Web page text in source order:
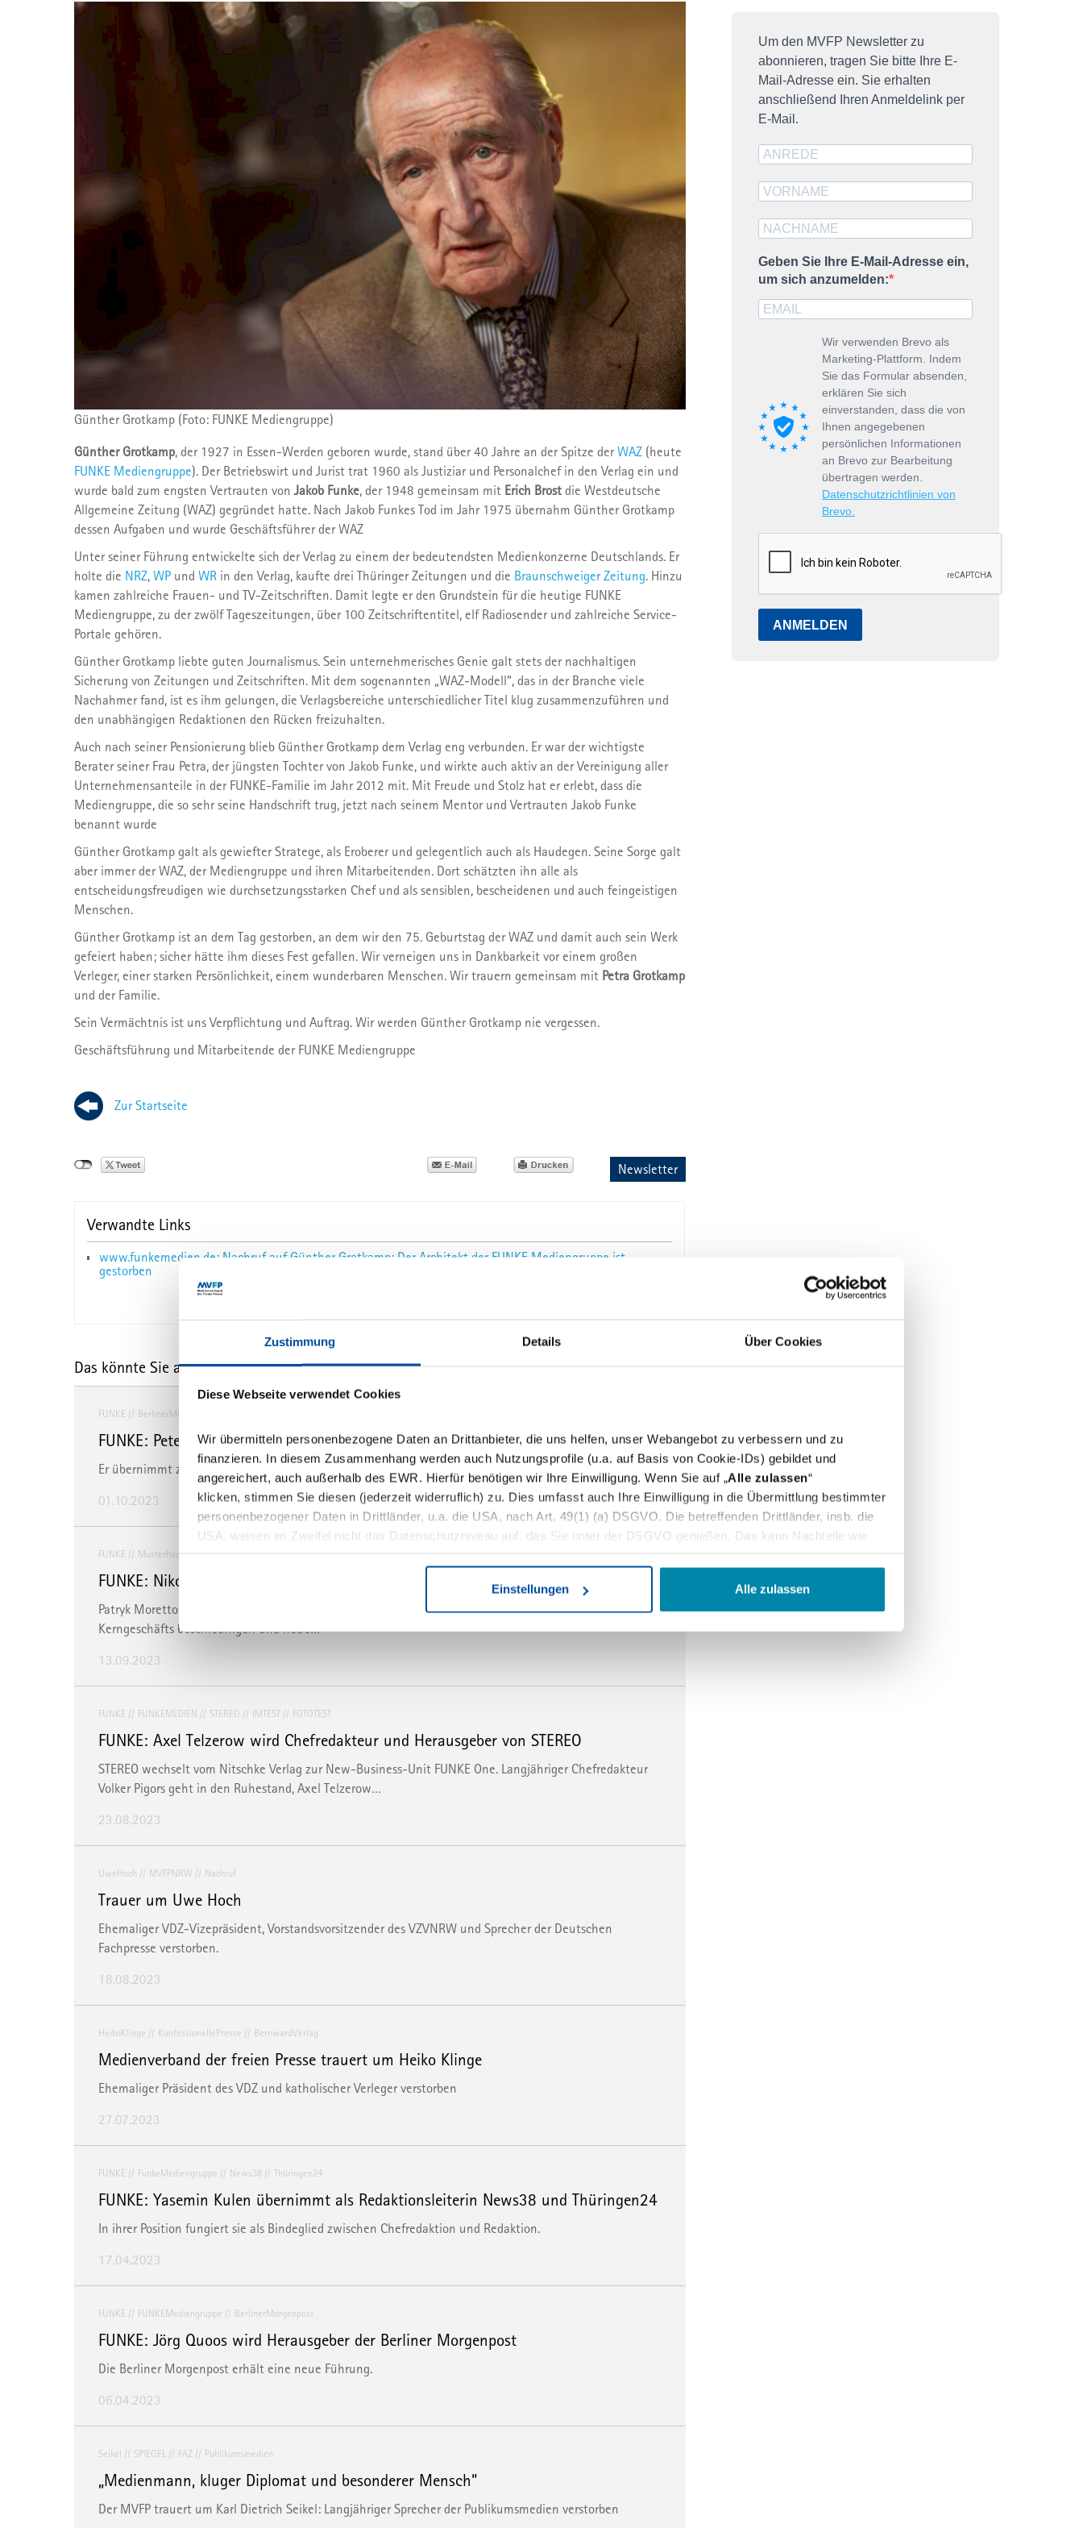
Zustimmung Details Über Cookies
Diese Webseite verwendet Cookies
Wir übermitteln personenbezogene Daten an Drittanbieter, die uns helfen, unser Webangebot zu verbessern und zu
finanzieren. In diesem Zusammenhang werden auch Nutzungsprofile (u.a. auf Basis von Cookie-IDs) gebildet und
angereichert, auch außerhalb des EWR. Hierfür benötigen wir Ihre Einwilligung. Wenn Sie auf „Alle zulassen“
klicken, stimmen Sie diesen (jederzeit widerruflich) zu. Dies umfasst auch Ihre Einwilligung in die Übermittlung bestimmter
personenbezogener Daten in Drittländer, u.a. die USA, nach Art. 49(1) (a) DSGVO. Die betreffenden Drittländer, insb. die
USA, weisen im Zweifel nicht das Datenschutzniveau auf, das Sie unter der DSGVO genießen. Das kann Nachteile wie
eine erschwerte Durchsetzung von Betroffenenrechten, eine fehlende Kontrolle der Weiterverarbeitung und Übermittlung
Überwachungszwecken bedeuten, ohne dass Ihnen Rechtsbehelfe dagegen zustehen. Unter "
Einstellungen" können Sie
Ihre Einstellungen ändern oder die Datenverarbeitung ablehnen.
Einstellungen Alle zulassen
Publikationen
MVFP impuls
VDZ-Nummer
Strategische Partner
Tarifpolitik
Ansprechpartner
Günther Grotkamp (Foto: FUNKE Mediengruppe)
Günther Grotkamp, der 1927 in Essen-Werden geboren wurde, stand über 40 Jahre an der Spitze derWAZ (heute
FUNKE Mediengruppe). Der Betriebswirt und Jurist trat 1960 als Justiziar und Personalchef in den Verlag ein und
wurde bald zum engsten Vertrauten von Jakob Funke, der 1948 gemeinsam mit Erich Brost die Westdeutsche
Allgemeine Zeitung (WAZ) gegründet hatte. Nach Jakob Funkes Tod im Jahr 1975 übernahm Günther Grotkamp
dessen Aufgaben und wurde Geschäftsführer der WAZ
Unter seiner Führung entwickelte sich der Verlag zu einem der bedeutendsten Medienkonzerne Deutschlands. Er
holte die NRZ, WP und WR in den Verlag, kaufte drei Thüringer Zeitungen und die Braunschweiger Zeitung. Hinzu
kamen zahlreiche Frauen- und TV-Zeitschriften. Damit legte er den Grundstein für die heutige FUNKE
Mediengruppe, zu der zwölf Tageszeitungen, über 100 Zeitschriftentitel, elf Radiosender und zahlreiche Service-
Portale gehören.
Günther Grotkamp liebte guten Journalismus. Sein unternehmerisches Genie galt stets der nachhaltigen
Sicherung von Zeitungen und Zeitschriften. Mit dem sogenannten „WAZ-Modell“, das in der Branche viele
Nachahmer fand, ist es ihm gelungen, die Verlagsbereiche unterschiedlicher Titel klug zusammenzuführen und
den unabhängigen Redaktionen den Rücken freizuhalten.
Auch nach seiner Pensionierung blieb Günther Grotkamp dem Verlag eng verbunden. Er war der wichtigste
Berater seiner Frau Petra, der jüngsten Tochter von Jakob Funke, und wirkte auch aktiv an der Vereinigung aller
Unternehmensanteile in der FUNKE-Familie im Jahr 2012 mit. Mit Freude und Stolz hat er erlebt, dass die
Mediengruppe, die so sehr seine Handschrift trug, jetzt nach seinem Mentor und Vertrauten Jakob Funke
benannt wurde
Günther Grotkamp galt als gewiefter Stratege, als Eroberer und gelegentlich auch als Haudegen. Seine Sorge galt
aber immer der WAZ, der Mediengruppe und ihren Mitarbeitenden. Dort schätzten ihn alle als
entscheidungsfreudigen wie durchsetzungsstarken Chef und als sensiblen, bescheidenen und auch feingeistigen
Menschen.
Günther Grotkamp ist an dem Tag gestorben, an dem wir den 75. Geburtstag der WAZ und damit auch sein Werk
gefeiert haben; sicher hätte ihm dieses Fest gefallen. Wir verneigen uns in Dankbarkeit vor einem großen
Verleger, einer starken Persönlichkeit, einem wunderbaren Menschen. Wir trauern gemeinsam mit Petra Grotkamp
und der Familie.
Sein Vermächtnis ist uns Verpflichtung und Auftrag. Wir werden Günther Grotkamp nie vergessen.
Geschäftsführung und Mitarbeitende der FUNKE Mediengruppe
Zur Startseite
Newsletter
Verwandte Links
www.funkemedien.de: Nachruf auf Günther Grotkamp: Der Architekt der FUNKE Mediengruppe ist
gestorben
Das könnte Sie auch interessieren
FUNKE BerlinerMorgenpost
FUNKE: Peter Schink wird neuer Chefredakteur der Berliner Morgenpost
Er übernimmt zum 1. Januar 2024 die Führung der Redaktion.
01.10.2023
FUNKE Musterhaus.net Immobilien
FUNKE: Nikolai Roth wird neuer Geschäftsführer bei Musterhaus.net
Patryk Moretto bleibt als weiterer Geschäftsführer an Bord. Das Führungsteam wird das Wachstum des
Kerngeschäfts beschleunigen und neue…
13.09.2023
FUNKE FUNKEMEDIEN STEREO IMTEST FOTOTEST
FUNKE: Axel Telzerow wird Chefredakteur und Herausgeber von STEREO
STEREO wechselt vom Nitschke Verlag zur New-Business-Unit FUNKE One. Langjähriger Chefredakteur
Volker Pigors geht in den Ruhestand, Axel Telzerow…
23.08.2023
UweHoch MVFPNRW Nachruf
Trauer um Uwe Hoch
Ehemaliger VDZ-Vizepräsident, Vorstandsvorsitzender des VZVNRW und Sprecher der Deutschen
Fachpresse verstorben.
18.08.2023
HeikoKlinge KonfessionellePresse BernwardVerlag
Medienverband der freien Presse trauert um Heiko Klinge
Ehemaliger Präsident des VDZ und katholischer Verleger verstorben
27.07.2023
FUNKE FunkeMediengruppe News38 Thüringen24
FUNKE: Yasemin Kulen übernimmt als Redaktionsleiterin News38 und Thüringen24
In ihrer Position fungiert sie als Bindeglied zwischen Chefredaktion und Redaktion.
17.04.2023
FUNKE FUNKEMediengruppe BerlinerMorgenpost
FUNKE: Jörg Quoos wird Herausgeber der Berliner Morgenpost
Die Berliner Morgenpost erhält eine neue Führung.
06.04.2023
Seikel SPIEGEL FAZ Publikumsmedien
„Medienmann, kluger Diplomat und besonderer Mensch“
Der MVFP trauert um Karl Dietrich Seikel: Langjähriger Sprecher der Publikumsmedien verstorben
Um den MVFP Newsletter zu
abonnieren, tragen Sie bitte Ihre E-
Mail-Adresse ein. Sie erhalten
anschließend Ihren Anmeldelink per
E-Mail.
Geben Sie Ihre E-Mail-Adresse ein,
um sich anzumelden:
Wir verwenden Brevo als
Marketing-Plattform. Indem
Sie das Formular absenden,
erklären Sie sich
einverstanden, dass die von
Ihnen angegebenen
persönlichen Informationen
an Brevo zur Bearbeitung
übertragen werden.
Datenschutzrichtlinien von
Brevo.
ANMELDEN